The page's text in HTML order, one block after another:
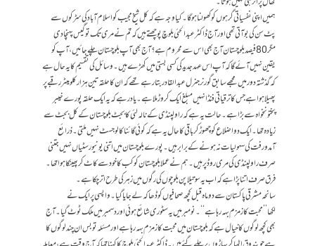
ہمیں اپنی نفسیاتی گرہوں کو کھولنا ہوگا۔ کیا وجہ ہے کہ کل شیخ مجیب کو اسلام آباد کی سڑکوں سے
پٹ سن کی بو آتی تھی اورآج ڈاکٹر عبدالحئی بلوچ پوچھتے ہیں کہ تم نے مری تک تو گیس پہنچا دی
مگر 80 فیصد بلوچستان آج بھی اس سے محروم ہے؟ آج بھی آپ بلوچستان چلے جائیں، آپ کو
یقین نہیں آئے گا کہ آپ اس عہد جدید کی کسی بستی میں کھڑے ہیں۔ وسائل کی تقسیم کا یہ حال ہے
کہ گذشتہ دور میں مجھے سابق گورنر جنرل عبدالقادر بتا رہے تھے کہ ان کا حلقہ تین ہزار کلومیٹر رقبے پر
پھیلا ہوا ہے جس کا ترقیاتی فنڈ انہیں مبلغ ایک کروڑ ملا ہے۔ یاد رہے کہ یہ ایک حلقہ پورے خیبر
پختونخواہ سے بڑا ہے۔ حالت یہ ہے کہ راولپنڈی کے نالہ لئی کا بجٹ بلوچستان کے کل بجٹ سے
زیادہ تھا۔ایک دو اضلاع کو چھوڑ کر باقی کا حال یہ ہے کہ کوئی گائناکالوجسٹ نہیں ملتی۔ ذرائع
آمدورفت کی سہولیات نہ ہونے کے برابر ہیں۔ پورے بلوچستان میں اتنی یونیورسٹیاں نہیں جتنی
صرف راولپنڈی کی مری روڈ پر ہیں۔ ہم نے عملا بلوچستان کو کب کا خود سے کاٹ کر پھینکا ہوا تھا۔
فرق صرف اتنا پڑا ہے کہ اب یہ سوتیلا پن بلوچوں کی رگوں میں زہر کی طرح اتر چکا ہے۔
سانحہ مشرقی پاکستان سے دو ماہ قبل کچھ صحافیوں کو ڈھاکہ لے جایا گیا۔ واپسی پر ایک نے
لکھا’’محبت کا زمزم بہہ رہا ہے‘‘۔ نومبر میں یہ سٹوری شائع ہوئی اور دسمبر میں ملک ٹوٹ گیا۔ آج
بھی کچھ لوگوں کا خیال ہے کہ بلوچستان میں محبت کا زمزم بہہ رہا ہے اور مسئلہ تو بس ان چند لوگوں کا